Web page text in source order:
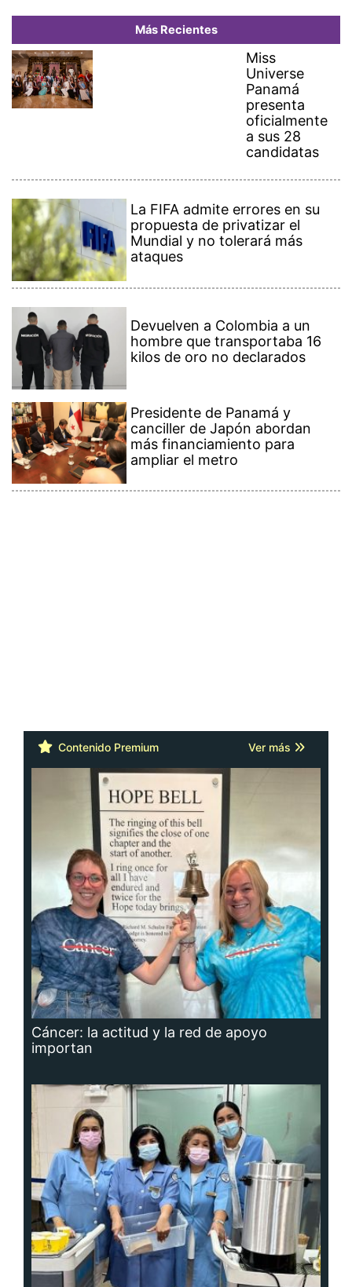
Más Recientes
Miss
Universe
Panamá
presenta
oficialmente
a sus 28
candidatas
La FIFA admite errores en su
propuesta de privatizar el
Mundial y no tolerará más
ataques
Devuelven a Colombia a un
hombre que transportaba 16
kilos de oro no declarados
Presidente de Panamá y
canciller de Japón abordan
más financiamiento para
ampliar el metro
Contenido Premium Ver más
Cáncer: la actitud y la red de apoyo
importan